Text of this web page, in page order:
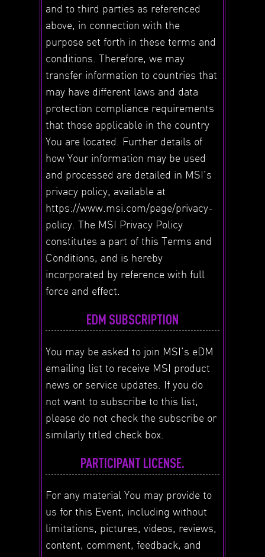
and to third parties as referenced
above, in connection with the
purpose set forth in these terms and
conditions. Therefore, we may
transfer information to countries that
may have different laws and data
protection compliance requirements
that those applicable in the country
You are located. Further details of
how Your information may be used
and processed are detailed in MSI’s
privacy policy, available at
https://www.msi.com/page/privacy-
policy. The MSI Privacy Policy
constitutes a part of this Terms and
Conditions, and is hereby
incorporated by reference with full
force and effect.
EDM SUBSCRIPTION
You may be asked to join MSI’s eDM
emailing list to receive MSI product
news or service updates. If you do
not want to subscribe to this list,
please do not check the subscribe or
similarly titled check box.
PARTICIPANT LICENSE.
For any material You may provide to
us for this Event, including without
limitations, pictures, videos, reviews,
content, comment, feedback, and